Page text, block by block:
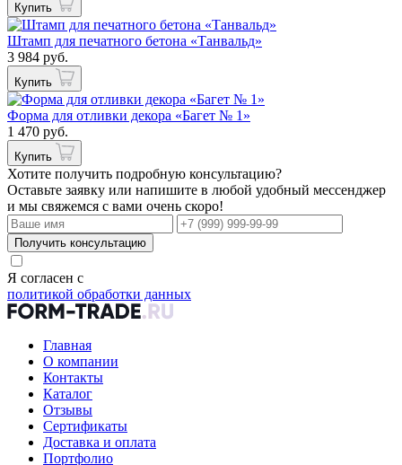
Купить
Штамп для печатного бетона «Танвальд»
3 984 руб.
Купить
Форма для отливки декора «Багет № 1»
1 470 руб.
Купить
Хотите получить подробную консультацию?
Оставьте заявку или напишите в любой удобный мессенджер
и мы свяжемся с вами очень скоро!
Получить консультацию
Я согласен с
политикой обработки данных
Главная
О компании
Контакты
Каталог
Отзывы
Сертификаты
Доставка и оплата
Портфолио